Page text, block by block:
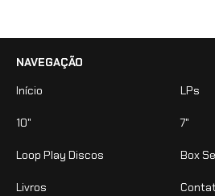
NAVEGAÇÃO
Início
LPs
10" 7"
Loop Play Discos Box
Livros